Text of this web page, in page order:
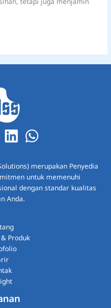
merupakan Penyedia
untuk memenuhi
dengan standar kualitas
Anda.
Produk